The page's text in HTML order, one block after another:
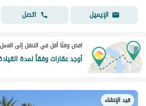
الإيميل
اتصل
اقض وقتًا أقل في التنقل إلى
أوجد عقارات وفقاً لمدة
قيد الإنشاء